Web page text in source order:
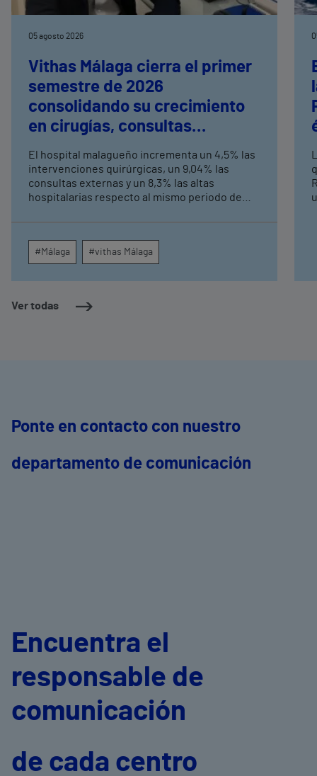
Ver todas
05 agosto 2026
Vithas Málaga cierra el primer
semestre de 2026
consolidando su crecimiento
en cirugías, consultas
externas y altas hospitalarias
El hospital malagueño incrementa un 4,5% las
intervenciones quirúrgicas, un 9,04% las
consultas externas y un 8,3% las altas
hospitalarias respecto al mismo periodo de
provincia dispara un 140% las intervenciones
quirúrgicas ambulatorias y un 7% las consultas
como oftalmología, aparato digestivo,
#Málaga #vithas Málaga
Ponte en contacto con nuestro
departamento de comunicación
Encuentra el
responsable de
comunicación
de cada centro